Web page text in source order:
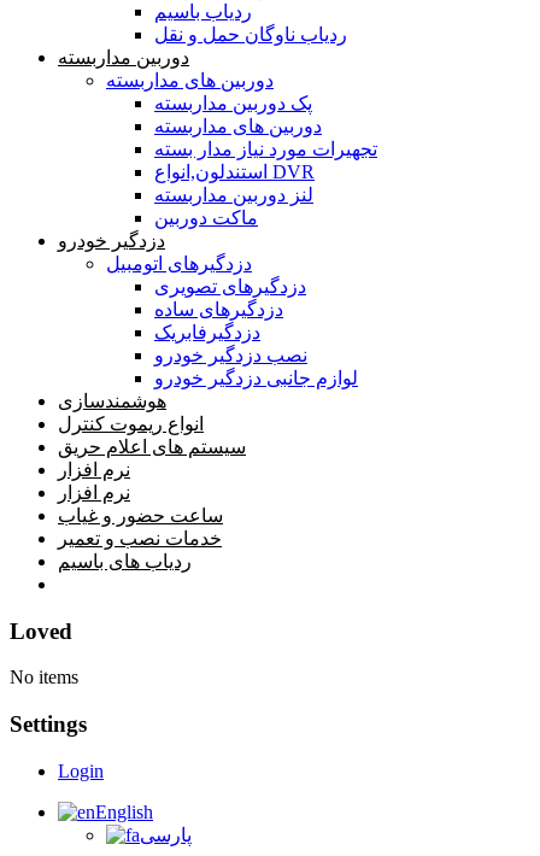
ردیاب باسیم
ردیاب ناوگان حمل و نقل
دوربین مداربسته
دوربین های مداربسته
پک دوربین مداربسته
دوربین های مداربسته
تجهیرات مورد نیاز مدار بسته
استندلون,انواع DVR
لنز دوربین مداربسته
ماکت دوربین
دزدگیر خودرو
دزدگیرهای اتومبیل
دزدگیرهای تصویری
دزدگیرهای ساده
دزدگیرفابریک
نصب دزدگیر خودرو
لوازم جانبی دزدگیر خودرو
هوشمندسازی
انواع ریموت کنترل
سیستم های اعلام حریق
نرم افزار
نرم افزار
ساعت حضور و غیاب
خدمات نصب و تعمیر
ردیاب های باسیم
Loved
No items
Settings
Login
English
پارسی